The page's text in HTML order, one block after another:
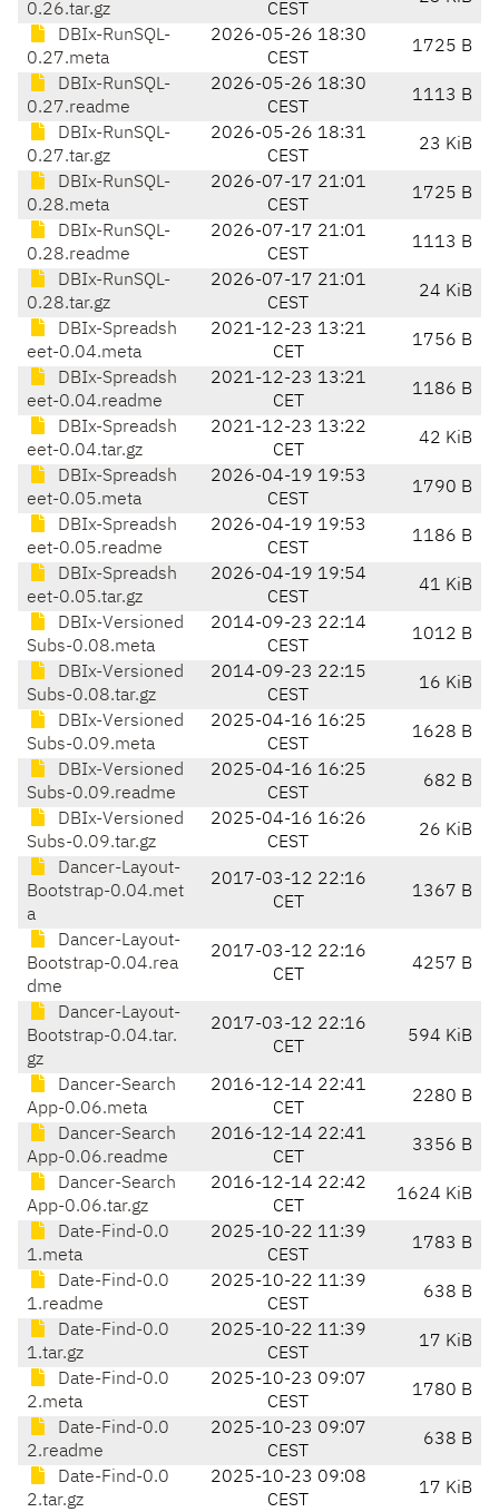
0.26.tar.gz CEST
DBIx-RunSQL-
0.27.meta
2026-05-26 18:30
CEST
1725 B
DBIx-RunSQL-
0.27.readme
2026-05-26 18:30
CEST
1113 B
DBIx-RunSQL-
0.27.tar.gz
2026-05-26 18:31
CEST
23 KiB
DBIx-RunSQL-
0.28.meta
2026-07-17 21:01
CEST
1725 B
DBIx-RunSQL-
0.28.readme
2026-07-17 21:01
CEST
1113 B
DBIx-RunSQL-
0.28.tar.gz
2026-07-17 21:01
CEST
24 KiB
DBIx-Spreadsh
eet-0.04.meta
2021-12-23 13:21
CET
1756 B
DBIx-Spreadsh
eet-0.04.readme
2021-12-23 13:21
CET
1186 B
DBIx-Spreadsh
eet-0.04.tar.gz
2021-12-23 13:22
CET
42 KiB
DBIx-Spreadsh
eet-0.05.meta
2026-04-19 19:53
CEST
1790 B
DBIx-Spreadsh
eet-0.05.readme
2026-04-19 19:53
CEST
1186 B
DBIx-Spreadsh
eet-0.05.tar.gz
2026-04-19 19:54
CEST
41 KiB
DBIx-Versioned
Subs-0.08.meta
2014-09-23 22:14
CEST
1012 B
DBIx-Versioned
Subs-0.08.tar.gz
2014-09-23 22:15
CEST
16 KiB
DBIx-Versioned
Subs-0.09.meta
2025-04-16 16:25
CEST
1628 B
DBIx-Versioned
Subs-0.09.readme
2025-04-16 16:25
CEST
682 B
DBIx-Versioned
Subs-0.09.tar.gz
2025-04-16 16:26
CEST
26 KiB
Dancer-Layout-
Bootstrap-0.04.met
a
2017-03-12 22:16
CET
1367 B
Dancer-Layout-
Bootstrap-0.04.rea
dme
2017-03-12 22:16
CET
4257 B
Dancer-Layout-
Bootstrap-0.04.tar.
gz
2017-03-12 22:16
CET
594 KiB
Dancer-Search
App-0.06.meta
2016-12-14 22:41
CET
2280 B
Dancer-Search
App-0.06.readme
2016-12-14 22:41
CET
3356 B
Dancer-Search
App-0.06.tar.gz
2016-12-14 22:42
CET
1624 KiB
Date-Find-0.0
1.meta
2025-10-22 11:39
CEST
1783 B
Date-Find-0.0
1.readme
2025-10-22 11:39
CEST
638 B
Date-Find-0.0
1.tar.gz
2025-10-22 11:39
CEST
17 KiB
Date-Find-0.0
2.meta
2025-10-23 09:07
CEST
1780 B
Date-Find-0.0
2.readme
2025-10-23 09:07
CEST
638 B
Date-Find-0.0
2.tar.gz
2025-10-23 09:08
CEST
17 KiB